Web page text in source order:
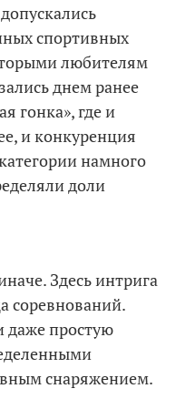
спортивных
любителям
днем ранее
гонка», где и
и конкуренция
намного
доли
Здесь интрига
соревнований.
даже простую
снаряжением.